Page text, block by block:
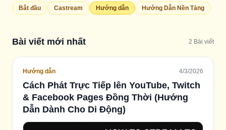
Bắt đầu Castream Hướng dẫn Hướng Dẫn Nền Tảng
Bài viết mới nhất 2 Bài viết
Hướng dẫn 4/3/2026
Cách Phát Trực Tiếp lên YouTube, Twitch
& Facebook Pages Đồng Thời (Hướng
Dẫn Dành Cho Di Động)